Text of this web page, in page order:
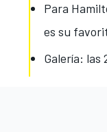
Para
es su
Galería: las